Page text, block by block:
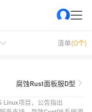
清单(0个)
腐蚀Rust面板服D型
Linux项目，公告指出